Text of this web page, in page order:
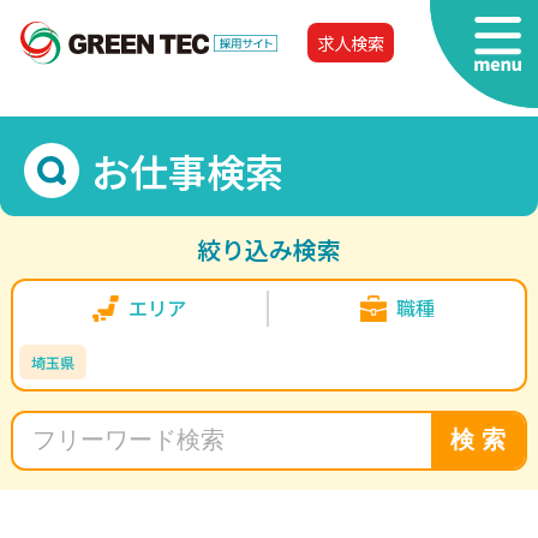
求人検索
お仕事検索
絞り込み検索
エリア
埼玉県
職種
検 索